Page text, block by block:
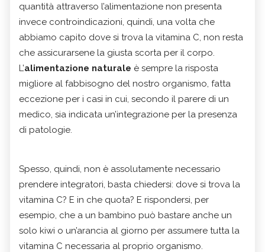
quantità attraverso l’alimentazione non presenta
invece controindicazioni, quindi, una volta che
abbiamo capito dove si trova la vitamina C, non resta
che assicurarsene la giusta scorta per il corpo.
L’alimentazione naturale è sempre la risposta
migliore al fabbisogno del nostro organismo, fatta
eccezione per i casi in cui, secondo il parere di un
medico, sia indicata un’integrazione per la presenza
di patologie.
Spesso, quindi, non è assolutamente necessario
prendere integratori, basta chiedersi: dove si trova la
vitamina C? E in che quota? E rispondersi, per
esempio, che a un bambino può bastare anche un
solo kiwi o un’arancia al giorno per assumere tutta la
vitamina C necessaria al proprio organismo.